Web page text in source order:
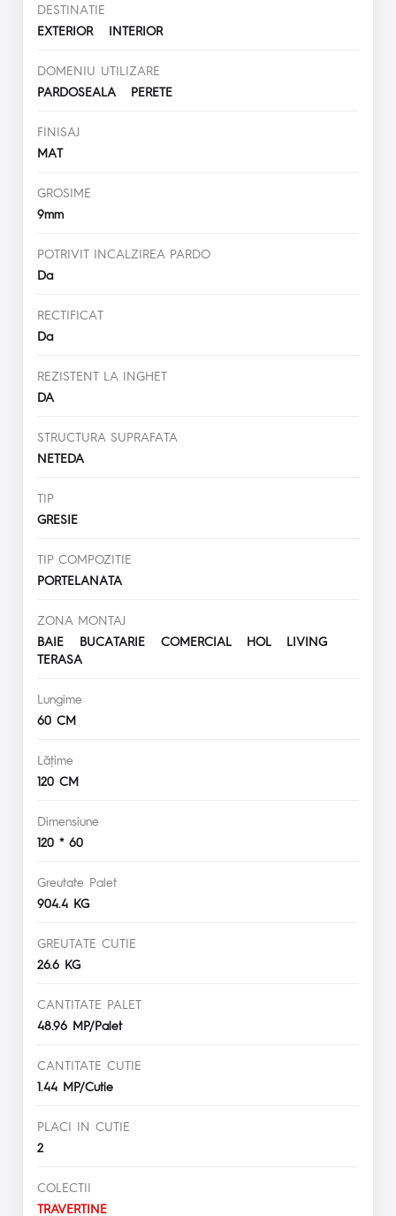
DESTINATIE
EXTERIOR INTERIOR
DOMENIU UTILIZARE
PARDOSEALA PERETE
FINISAJ
MAT
GROSIME
9mm
POTRIVIT INCALZIREA PARDO
Da
RECTIFICAT
Da
REZISTENT LA INGHET
DA
STRUCTURA SUPRAFATA
NETEDA
TIP
GRESIE
TIP COMPOZITIE
PORTELANATA
ZONA MONTAJ
BAIE BUCATARIE COMERCIAL HOL LIVING
TERASA
Lungime
60 CM
Lăţime
120 CM
Dimensiune
120 * 60
Greutate Palet
904.4 KG
GREUTATE CUTIE
26.6 KG
CANTITATE PALET
48.96 MP/Palet
CANTITATE CUTIE
1.44 MP/Cutie
PLACI IN CUTIE
2
COLECTII
TRAVERTINE